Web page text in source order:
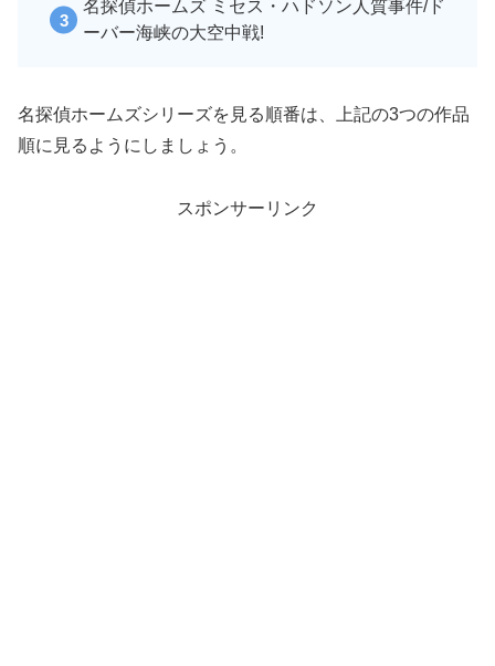
名探偵ホームズ ミセス・ハドソン人質事件/ド
ーバー海峡の大空中戦!
名探偵ホームズシリーズを見る順番は、上記の3つの作品
順に見るようにしましょう。
スポンサーリンク